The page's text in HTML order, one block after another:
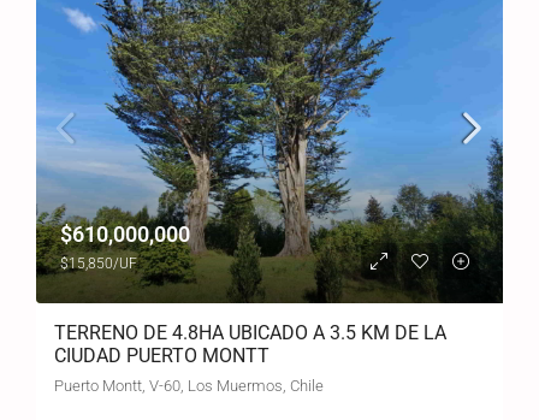
$610,000,000
$15,850/UF
TERRENO DE 4.8HA UBICADO A 3.5 KM DE LA
CIUDAD PUERTO MONTT
Puerto Montt, V-60, Los Muermos, Chile